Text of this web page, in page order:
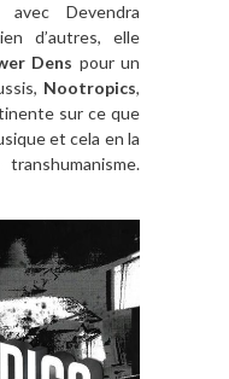
Devendra
d’autres, elle
Dens pour un
Nootropics,
sur ce que
et cela en la